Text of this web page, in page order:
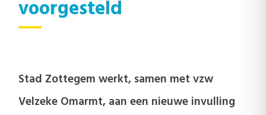
voorgesteld
Stad Zottegem werkt, samen met vzw
Velzeke Omarmt, aan een nieuwe invulling